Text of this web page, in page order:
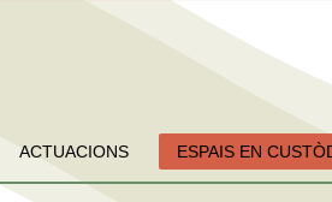
ACTUACIONS ESPAIS EN